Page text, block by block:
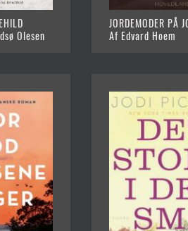
Olesen
JORDEMODER PÅ
Af Edvard Hoem